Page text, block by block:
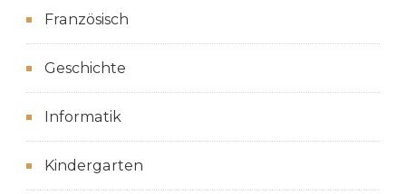
Französisch
Geschichte
Informatik
Kindergarten